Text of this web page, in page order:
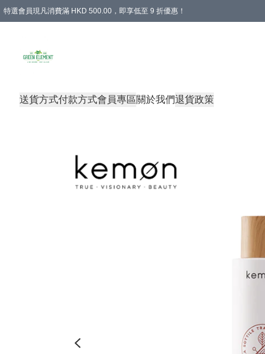
特選會員現凡消費滿 HKD 500.00，即享低至 9 折優惠！
送貨方式付款方式會員專區關於我們退貨政策